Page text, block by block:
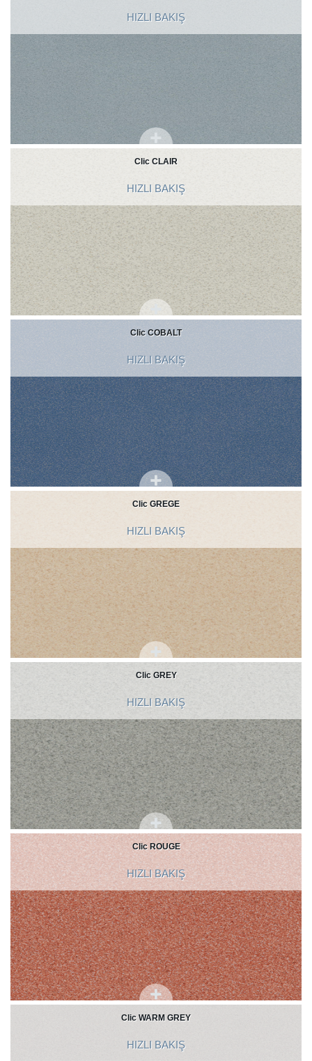
HIZLI BAKIŞ
Clic CLAIR
HIZLI BAKIŞ
Clic COBALT
HIZLI BAKIŞ
Clic GREGE
HIZLI BAKIŞ
Clic GREY
HIZLI BAKIŞ
Clic ROUGE
HIZLI BAKIŞ
Clic WARM GREY
HIZLI BAKIŞ